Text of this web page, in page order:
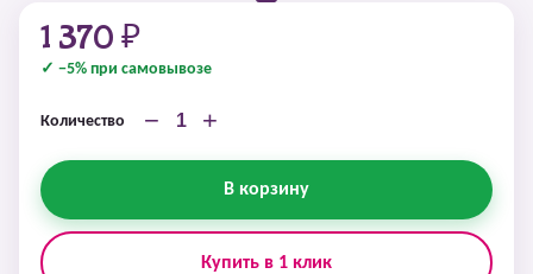
1 370 ₽
✓ −5% при самовывозе
Количество − +
В корзину
Купить в 1 клик